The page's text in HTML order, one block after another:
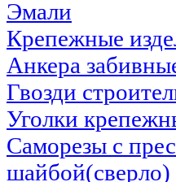
Эмали
Крепежные
Анкера
Гвозди
Уголки
Саморезы с
шайбой(сверло)